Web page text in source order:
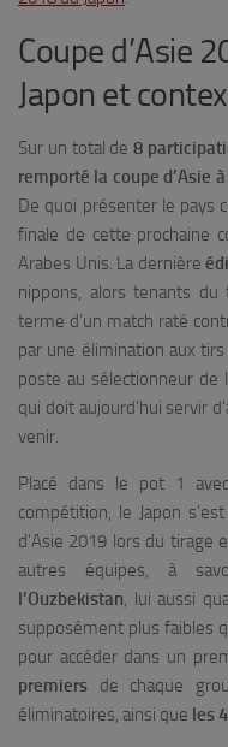
Coupe d’Asie
Japon et
Sur un total de8
remporté la coupe d’Asie
De quoi présenter le pays
finale de cette prochaine
Arabes Unis. La dernière
nippons, alors tenants du
terme d’un match raté
par une élimination aux
poste au sélectionneur de
qui doit aujourd’hui servir
venir.
Placé dans le pot 1
compétition, le Japon
d’Asie 2019 lors du
autres équipes, à
l’Ouzbekistan, lui aussi
supposément plus faibles
pour accéder dans un
premiers de chaque
éliminatoires, ainsi que les